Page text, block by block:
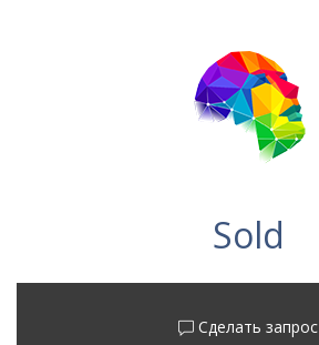
Sold
Сделать запрос